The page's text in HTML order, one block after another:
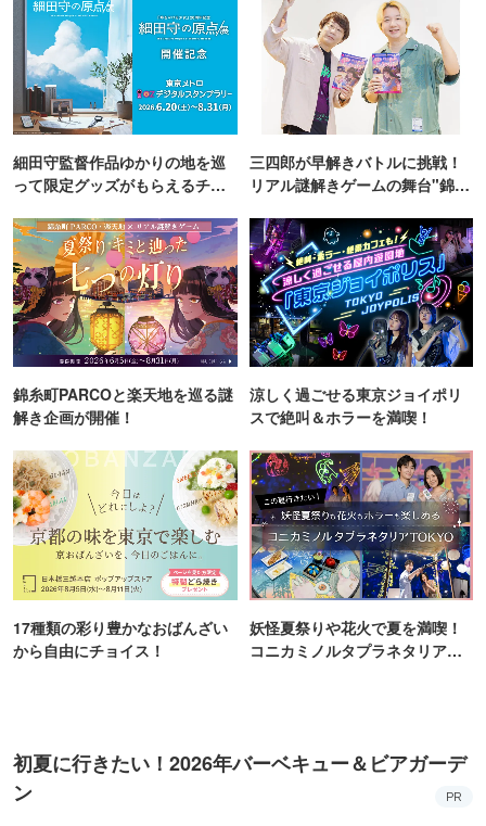
細田守監督作品ゆかりの地を巡
って限定グッズがもらえるチャ
三四郎が早解きバトルに挑戦！
リアル謎解きゲームの舞台"錦糸
錦糸町PARCOと楽天地を巡る謎
解き企画が開催！
涼しく過ごせる東京ジョイポリ
スで絶叫＆ホラーを満喫！
17種類の彩り豊かなおばんざい
から自由にチョイス！
妖怪夏祭りや花火で夏を満喫！
コニカミノルタプラネタリア
初夏に行きたい！2026年バーベキュー＆ビアガーデ
ン
PR